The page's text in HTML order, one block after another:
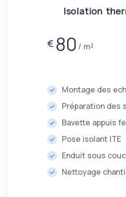
Isolation
€ 80 m²
Montage des
Préparation des
Bavette appuis
Pose isolant ITE
Enduit sous
Nettoyage